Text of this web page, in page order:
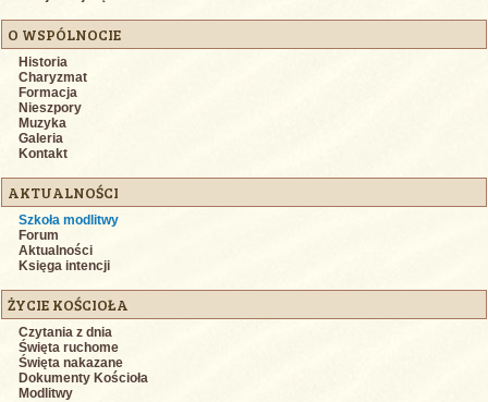
O WSPÓLNOCIE
Historia
Charyzmat
Formacja
Nieszpory
Muzyka
Galeria
Kontakt
AKTUALNOŚCI
Szkoła modlitwy
Forum
Aktualności
Księga intencji
ŻYCIE KOŚCIOŁA
Czytania z dnia
Święta ruchome
Święta nakazane
Dokumenty Kościoła
Modlitwy